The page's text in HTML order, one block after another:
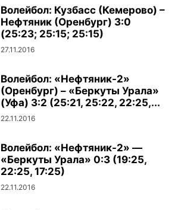
Волейбол: Кузбасс (Кемерово) –
Нефтяник (Оренбург) 3:0
(25:23; 25:15; 25:15)
27.11.2016
Волейбол: «Нефтяник-2»
(Оренбург) – «Беркуты Урала»
(Уфа) 3:2 (25:21, 25:22, 22:25,...
22.11.2016
Волейбол: «Нефтяник-2» —
«Беркуты Урала» 0:3 (19:25,
22:25, 17:25)
22.11.2016